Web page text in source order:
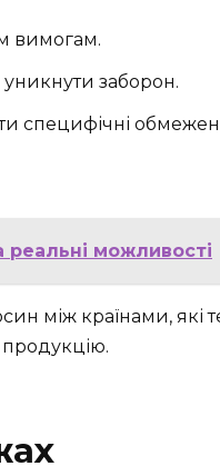
вимогам.
заборон.
специфічні
можливості
між країнами, які